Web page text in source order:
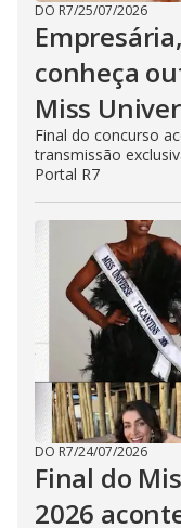
DO R7/25/07/2026
conheça
Miss
Final do concurso
transmissão
Portal R7
DO R7/24/07/2026
Final do
2026